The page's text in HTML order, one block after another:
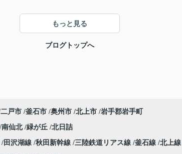
もっと見る
ブログトップへ
二戸市 釜石市 奥州市 北上市 岩手郡岩手町
南仙北 緑が丘 北日詰
田沢湖線 秋田新幹線 三陸鉄道リアス線 釜石線 北上線